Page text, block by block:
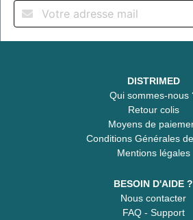
DISTRIMED
Qui sommes-nous
Retour colis
Moyens de
Conditions Générales
Mentions légales
BESOIN D'AIDE ?
Nous contacter
FAQ - Support